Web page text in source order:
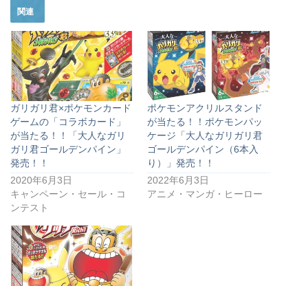
関連
ガリガリ君×ポケモンカード
ゲームの「コラボカード」
が当たる！！「大人なガリ
ガリ君ゴールデンパイン」
発売！！
2020年6月3日
キャンペーン・セール・コ
ンテスト
ポケモンアクリルスタンド
が当たる！！ポケモンパッ
ケージ「大人なガリガリ君
ゴールデンパイン（6本入
り）」発売！！
2022年6月3日
アニメ・マンガ・ヒーロー